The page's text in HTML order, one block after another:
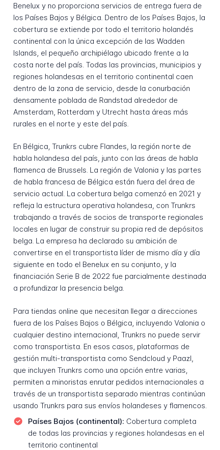
Benelux y no proporciona servicios de entrega fuera de
los Países Bajos y Bélgica. Dentro de los Países Bajos, la
cobertura se extiende por todo el territorio holandés
continental con la única excepción de las Wadden
Islands, el pequeño archipiélago ubicado frente a la
costa norte del país. Todas las provincias, municipios y
regiones holandesas en el territorio continental caen
dentro de la zona de servicio, desde la conurbación
densamente poblada de Randstad alrededor de
Amsterdam, Rotterdam y Utrecht hasta áreas más
rurales en el norte y este del país.
En Bélgica, Trunkrs cubre Flandes, la región norte de
habla holandesa del país, junto con las áreas de habla
flamenca de Brussels. La región de Valonia y las partes
de habla francesa de Bélgica están fuera del área de
servicio actual. La cobertura belga comenzó en 2021 y
refleja la estructura operativa holandesa, con Trunkrs
trabajando a través de socios de transporte regionales
locales en lugar de construir su propia red de depósitos
belga. La empresa ha declarado su ambición de
convertirse en el transportista líder de mismo día y día
siguiente en todo el Benelux en su conjunto, y la
financiación Serie B de 2022 fue parcialmente destinada
a profundizar la presencia belga.
Para tiendas online que necesitan llegar a direcciones
fuera de los Países Bajos o Bélgica, incluyendo Valonia o
cualquier destino internacional, Trunkrs no puede servir
como transportista. En esos casos, plataformas de
gestión multi-transportista como Sendcloud y Paazl,
que incluyen Trunkrs como una opción entre varias,
permiten a minoristas enrutar pedidos internacionales a
través de un transportista separado mientras continúan
usando Trunkrs para sus envíos holandeses y flamencos.
Países Bajos (continental): Cobertura completa
de todas las provincias y regiones holandesas en el
territorio continental